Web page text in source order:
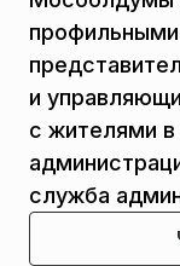
и
с жителями
служба